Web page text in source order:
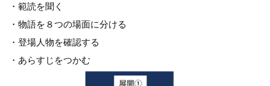
・範読を聞く
・物語を８つの場面に分ける
・登場人物を確認する
・あらすじをつかむ